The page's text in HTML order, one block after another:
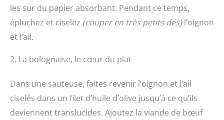
les sur du papier absorbant. Pendant ce temps,
épluchez et ciselez (couper en très petits dés)l’oignon
et l’ail.
2. La bolognaise, le cœur du plat
Dans une sauteuse, faites revenir l’oignon et l’ail
ciselés dans un filet d’huile d’olive jusqu’à ce qu’ils
deviennent translucides. Ajoutez la viande de bœuf